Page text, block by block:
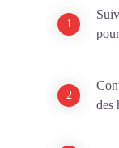
des